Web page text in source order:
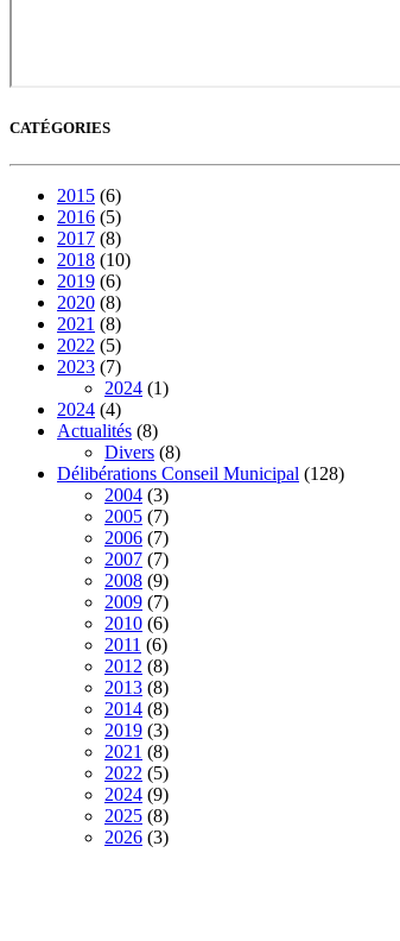
CATÉGORIES
2015 (6)
2016 (5)
2017 (8)
2018 (10)
2019 (6)
2020 (8)
2021 (8)
2022 (5)
2023 (7)
2024 (1)
2024 (4)
Actualités (8)
Divers (8)
Délibérations Conseil Municipal (128)
2004 (3)
2005 (7)
2006 (7)
2007 (7)
2008 (9)
2009 (7)
2010 (6)
2011 (6)
2012 (8)
2013 (8)
2014 (8)
2019 (3)
2021 (8)
2022 (5)
2024 (9)
2025 (8)
2026 (3)